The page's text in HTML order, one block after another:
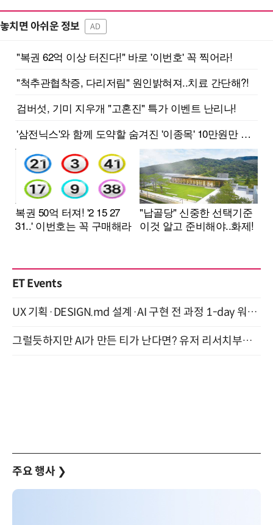
놓치면 아쉬운 정보 AD
ET Events
UX 기획·DESIGN.md 설계·AI 구현 전 과정 1-day 워크숍 with Claude Code·Codex 9월 15일 개최
그럴듯하지만 AI가 만든 티가 난다면? 유저 리서치부터 배포까지! (9/15)
주요 행사 ❯